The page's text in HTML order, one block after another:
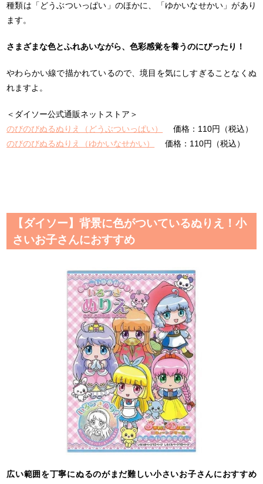
種類は「どうぶついっぱい」のほかに、「ゆかいなせかい」があり
ます。
さまざまな色とふれあいながら、色彩感覚を養うのにぴったり！
やわらかい線で描かれているので、境目を気にしすぎることなくぬ
れますよ。
＜ダイソー公式通販ネットストア＞
のびのびぬるぬりえ（どうぶついっぱい）
価格：110円（税込）
のびのびぬるぬりえ（ゆかいなせかい）
価格：110円（税込）
【ダイソー】背景に色がついているぬりえ！小
さいお子さんにおすすめ
広い範囲を丁寧にぬるのがまだ難しい小さいお子さんにおすすめ